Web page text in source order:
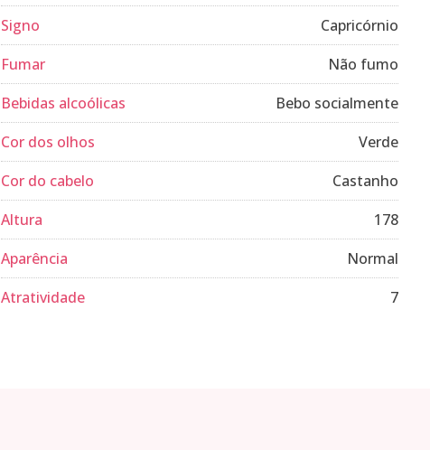
Signo
Capricórnio
Fumar
Não fumo
Bebidas alcoólicas
Bebo socialmente
Cor dos olhos
Verde
Cor do cabelo
Castanho
Altura
178
Aparência
Normal
Atratividade
7